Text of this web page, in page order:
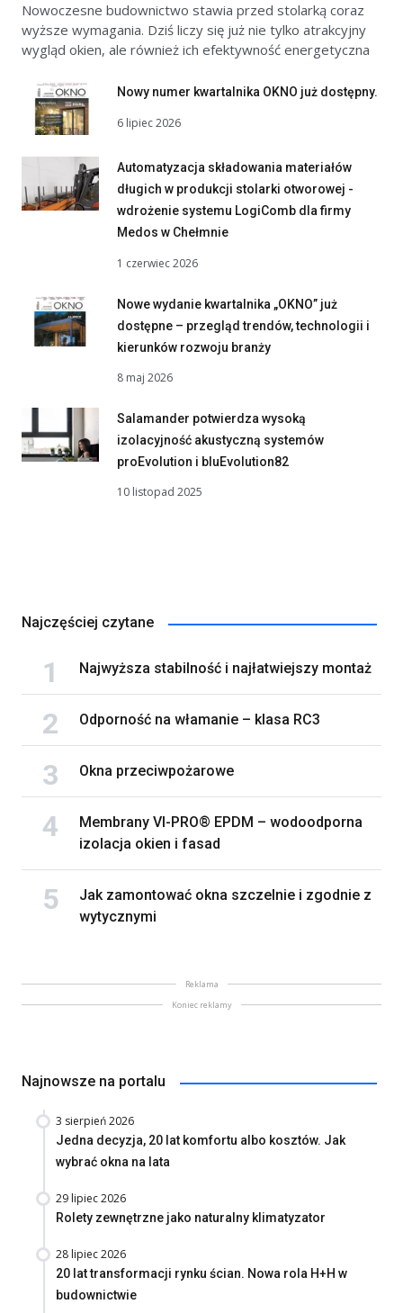
Nowoczesne budownictwo stawia przed stolarką coraz
wyższe wymagania. Dziś liczy się już nie tylko atrakcyjny
wygląd okien, ale również ich efektywność energetyczna
Nowy numer kwartalnika OKNO już dostępny.
6 lipiec 2026
Automatyzacja składowania materiałów
długich w produkcji stolarki otworowej -
wdrożenie systemu LogiComb dla firmy
Medos w Chełmnie
1 czerwiec 2026
Nowe wydanie kwartalnika „OKNO” już
dostępne – przegląd trendów, technologii i
kierunków rozwoju branży
8 maj 2026
Salamander potwierdza wysoką
izolacyjność akustyczną systemów
proEvolution i bluEvolution82
10 listopad 2025
Najczęściej czytane
Najwyższa stabilność i najłatwiejszy montaż
Odporność na włamanie – klasa RC3
Okna przeciwpożarowe
Membrany VI-PRO® EPDM – wodoodporna
izolacja okien i fasad
Jak zamontować okna szczelnie i zgodnie z
wytycznymi
Reklama
Koniec reklamy
Najnowsze na portalu
3 sierpień 2026
Jedna decyzja, 20 lat komfortu albo kosztów. Jak
wybrać okna na lata
29 lipiec 2026
Rolety zewnętrzne jako naturalny klimatyzator
28 lipiec 2026
20 lat transformacji rynku ścian. Nowa rola H+H w
budownictwie